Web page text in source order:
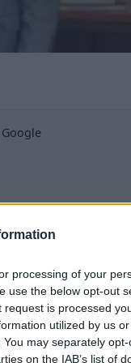
processing of your
use the below opt-out
is processed
utilized by us
may separately
on the IAB’s list of
του
Δήμαρχο